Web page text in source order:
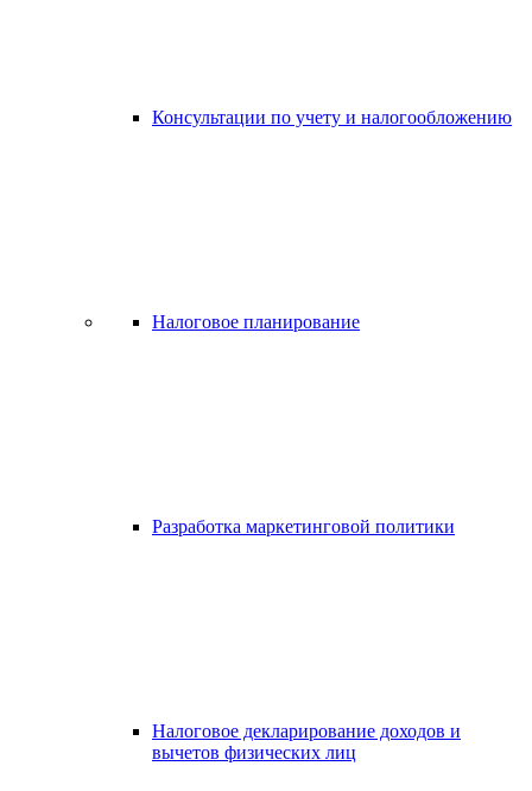
Консультации по учету и налогообложению
Налоговое планирование
Разработка маркетинговой политики
Налоговое декларирование доходов и
вычетов физических лиц